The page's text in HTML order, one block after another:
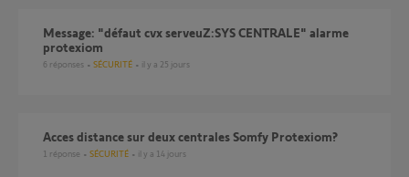
Message: "défaut cvx serveuZ:SYS CENTRALE" alarme
protexiom
6 réponses SÉCURITÉ il y a 25 jours
Acces distance sur deux centrales Somfy Protexiom?
1 réponse SÉCURITÉ il y a 14 jours